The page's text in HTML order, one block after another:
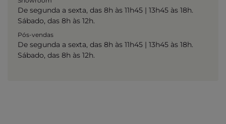
De segunda a sexta, das 8h às 11h45 | 13h45 às 18h.
Sábado, das 8h às 12h.
Pós-vendas
De segunda a sexta, das 8h às 11h45 | 13h45 às 18h.
Sábado, das 8h às 12h.